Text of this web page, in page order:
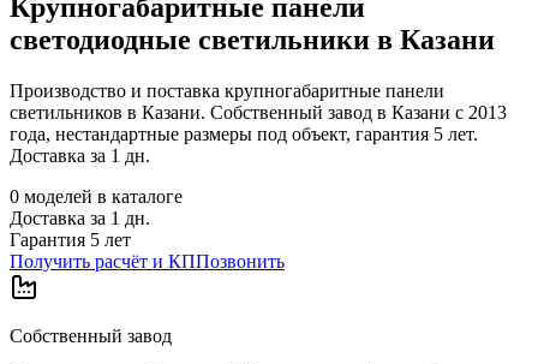
Крупногабаритные панели
светодиодные светильники в Казани
Производство и поставка крупногабаритные панели
светильников в Казани. Собственный завод в Казани с 2013
года, нестандартные размеры под объект, гарантия 5 лет.
Доставка за 1 дн.
0 моделей в каталоге
Доставка за 1 дн.
Гарантия 5 лет
Получить расчёт и КППозвонить
Собственный завод